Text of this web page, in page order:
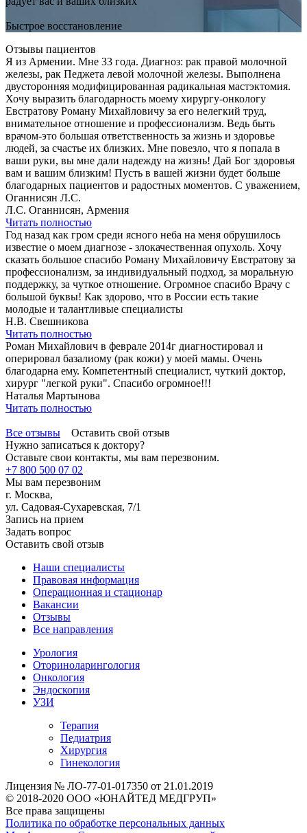
Быстрое восстановление
Отзывы пациентов
Я из Армении. Мне 33 года. Диагноз: рак правой молочной
железы, рак Педжета левой молочной железы. Выполнена
двусторонняя модифицированная радикальная мастэктомия.
Хочу выразить благодарность моему хирургу-онкологу
Евстратову Роману Михайловичу за его нелегкий труд,
внимательное отношение и профессионализм. Ведь быть
врачом-это большая ответственность за жизнь и здоровье
людей, за счастье их близких. Мне повезло, что я попала в
ваши руки, вы мне дали надежду на жизнь! Дай Бог здоровья
вам и вашим близким! Пусть в вашей жизни будет больше
благодарных пациентов и радостных моментов. С уважением,
Оганнисян Л.С.
Л.С. Оганнисян, Армения
Читать полностью
Год назад как гром среди ясного неба на меня обрушилось
известие о моем диагнозе - злокачественная опухоль. Хочу
сказать большое спасибо Роману Михайловичу Евстратову за
профессионализм, за индивидуальный подход, за моральную
поддержку, за чуткое отношение. Огромное спасибо Врачу с
большой буквы! Как здорово, что в России есть такие
молодые и талантливые специалисты
Н.В. Свешникова
Читать полностью
Роман Михайлович в феврале 2014г диагностировал и
оперировал базалиому (рак кожи) у моей мамы. Очень
благодарна ему. Компетентный специалист, чуткий доктор,
хирург "легкой руки". Спасибо огромное!!!
Наталья Мартынова
Читать полностью
Все отзывы
Оставить свой отзыв
Нужно записаться к доктору?
Оставьте свои контакты, мы вам перезвоним.
+7 800 500 07 02
Мы вам перезвоним
г. Москва,
ул. Садовая-Сухаревская, 7/1
Запись на прием
Задать вопрос
Оставить свой отзыв
Наши специалисты
Правовая информация
Операционная и стационар
Вакансии
Отзывы
Все направления
Урология
Оториноларингология
Онкология
Эндоскопия
УЗИ
Терапия
Педиатрия
Хирургия
Гинекология
Лицензия № ЛО-77-01-017350 от 21.01.2019
© 2018-2020 ООО «ЮНАЙТЕД МЕДГРУП»
Все права защищены
Политика по обработке персональных данных